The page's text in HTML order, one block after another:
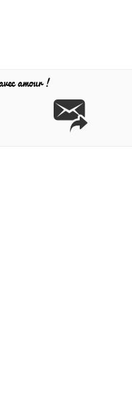
amour !